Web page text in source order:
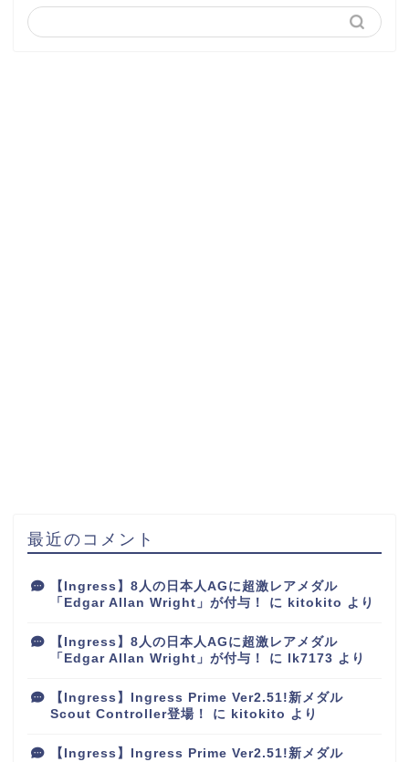
最近のコメント
【Ingress】8人の日本人AGに超激レアメダル
「Edgar Allan Wright」が付与！
に kitokito より
【Ingress】8人の日本人AGに超激レアメダル
「Edgar Allan Wright」が付与！
に lk7173 より
【Ingress】Ingress Prime Ver2.51!新メダル
Scout Controller登場！
に kitokito より
【Ingress】Ingress Prime Ver2.51!新メダル